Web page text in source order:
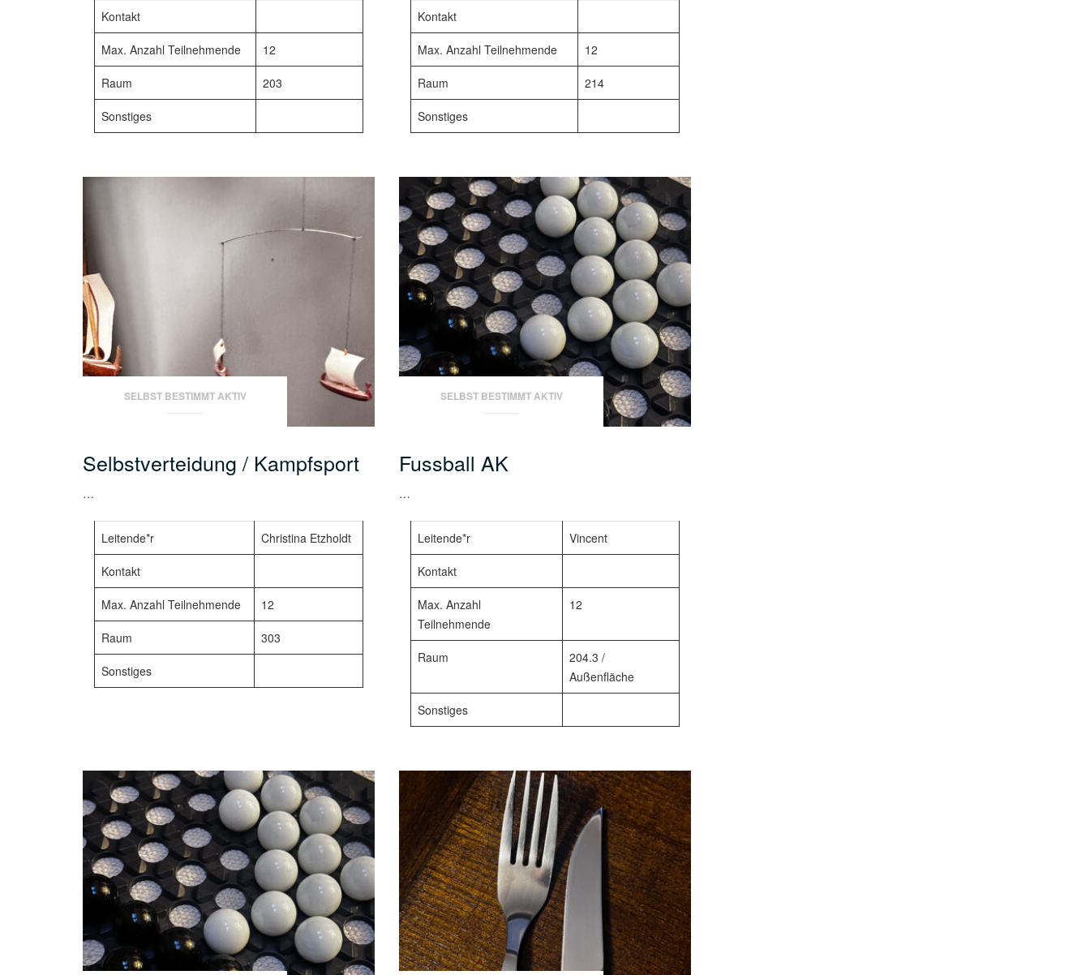
Kontakt
Max. Anzahl Teilnehmende 12
Raum 203
Sonstiges
Kontakt
Max. Anzahl Teilnehmende 12
Raum 214
Sonstiges
SELBST BESTIMMT AKTIV
Selbstverteidung / Kampfsport
…
Leitende*r Christina Etzholdt
Kontakt
Max. Anzahl Teilnehmende 12
Raum 303
Sonstiges
SELBST BESTIMMT AKTIV
Fussball AK
…
Leitende*r Vincent
Kontakt
Max. Anzahl
Teilnehmende
12
Raum
204.3 /
Außenfläche
Sonstiges